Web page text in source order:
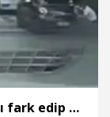
Başakşehirde yokuştan kayan aracı fark edip otomobilinden inerek koştu; kaputundan tutarak durdurdu